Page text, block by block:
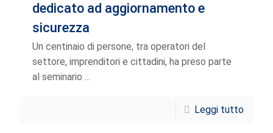
dedicato ad aggiornamento e
sicurezza
Un centinaio di persone, tra operatori del
settore, imprenditori e cittadini, ha preso parte
al seminario ...
Leggi tutto